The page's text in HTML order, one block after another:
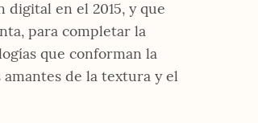
digital en el 2015, y que
para completar la
que conforman la
de la textura y el